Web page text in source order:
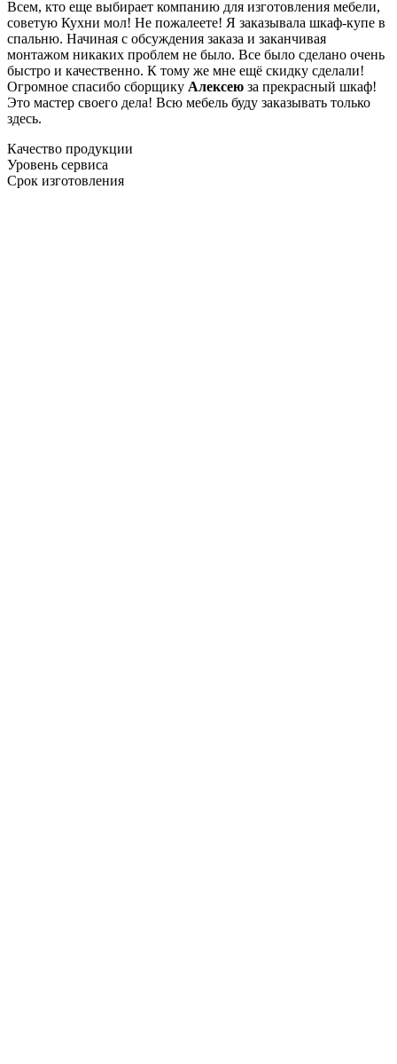
Всем, кто еще выбирает компанию для изготовления мебели,
советую Кухни мол! Не пожалеете! Я заказывала шкаф-купе в
спальню. Начиная с обсуждения заказа и заканчивая
монтажом никаких проблем не было. Все было сделано очень
быстро и качественно. К тому же мне ещё скидку сделали!
Огромное спасибо сборщику Алексею за прекрасный шкаф!
Это мастер своего дела! Всю мебель буду заказывать только
здесь.
Качество продукции
Уровень сервиса
Срок изготовления